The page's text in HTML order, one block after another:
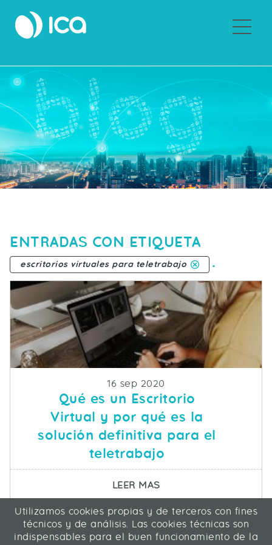
ENTRADAS CON ETIQUETA
escritorios virtuales para teletrabajo .
Fecha de publicacion
16 sep 2020
Qué es un Escritorio
Virtual y por qué es la
solución definitiva para el
teletrabajo
LEER MASSOBRE QUÉ ES UN
ICA Informática y Comunicaciones Avanzadas SL
C/ La Rábida 27, 28039 Madrid
Utilizamos cookies propias y de terceros con fines
técnicos y de análisis. Las cookies técnicas son
indispensables para el buen funcionamiento de la